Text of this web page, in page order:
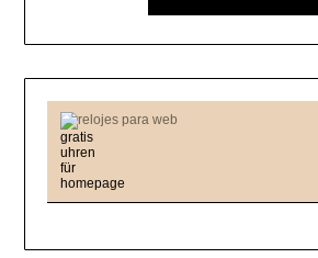
relojes para web